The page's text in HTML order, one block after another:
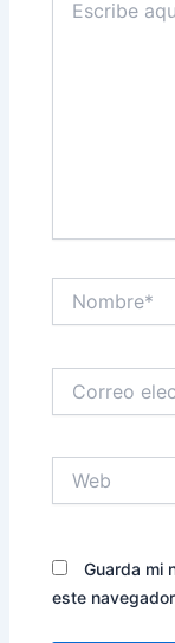
aquí...
electrónico*
Guarda mi
este